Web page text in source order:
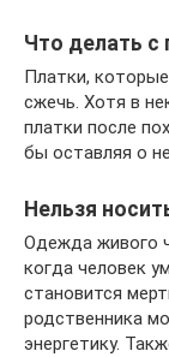
Что делать с
Платки,
сжечь. Хотя в
платки после
бы оставляя о
Нельзя
Одежда живого
когда человек
становится
родственника
энергетику.